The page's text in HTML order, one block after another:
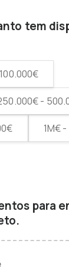
tem
-
1M€
para